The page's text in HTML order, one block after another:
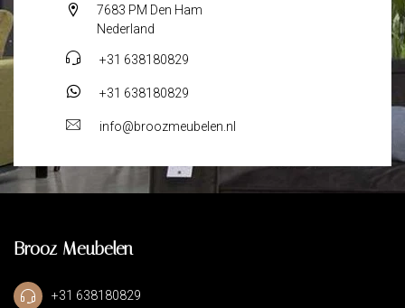
7683 PM Den Ham
Nederland
+31 638180829
+31 638180829
info@broozmeubelen.nl
Brooz Meubelen
+31 638180829